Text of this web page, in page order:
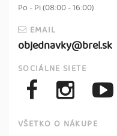
Po - Pi (08:00 - 16:00)
EMAIL
objednavky@brel.sk
SOCIÁLNE SIETE
VŠETKO O NÁKUPE